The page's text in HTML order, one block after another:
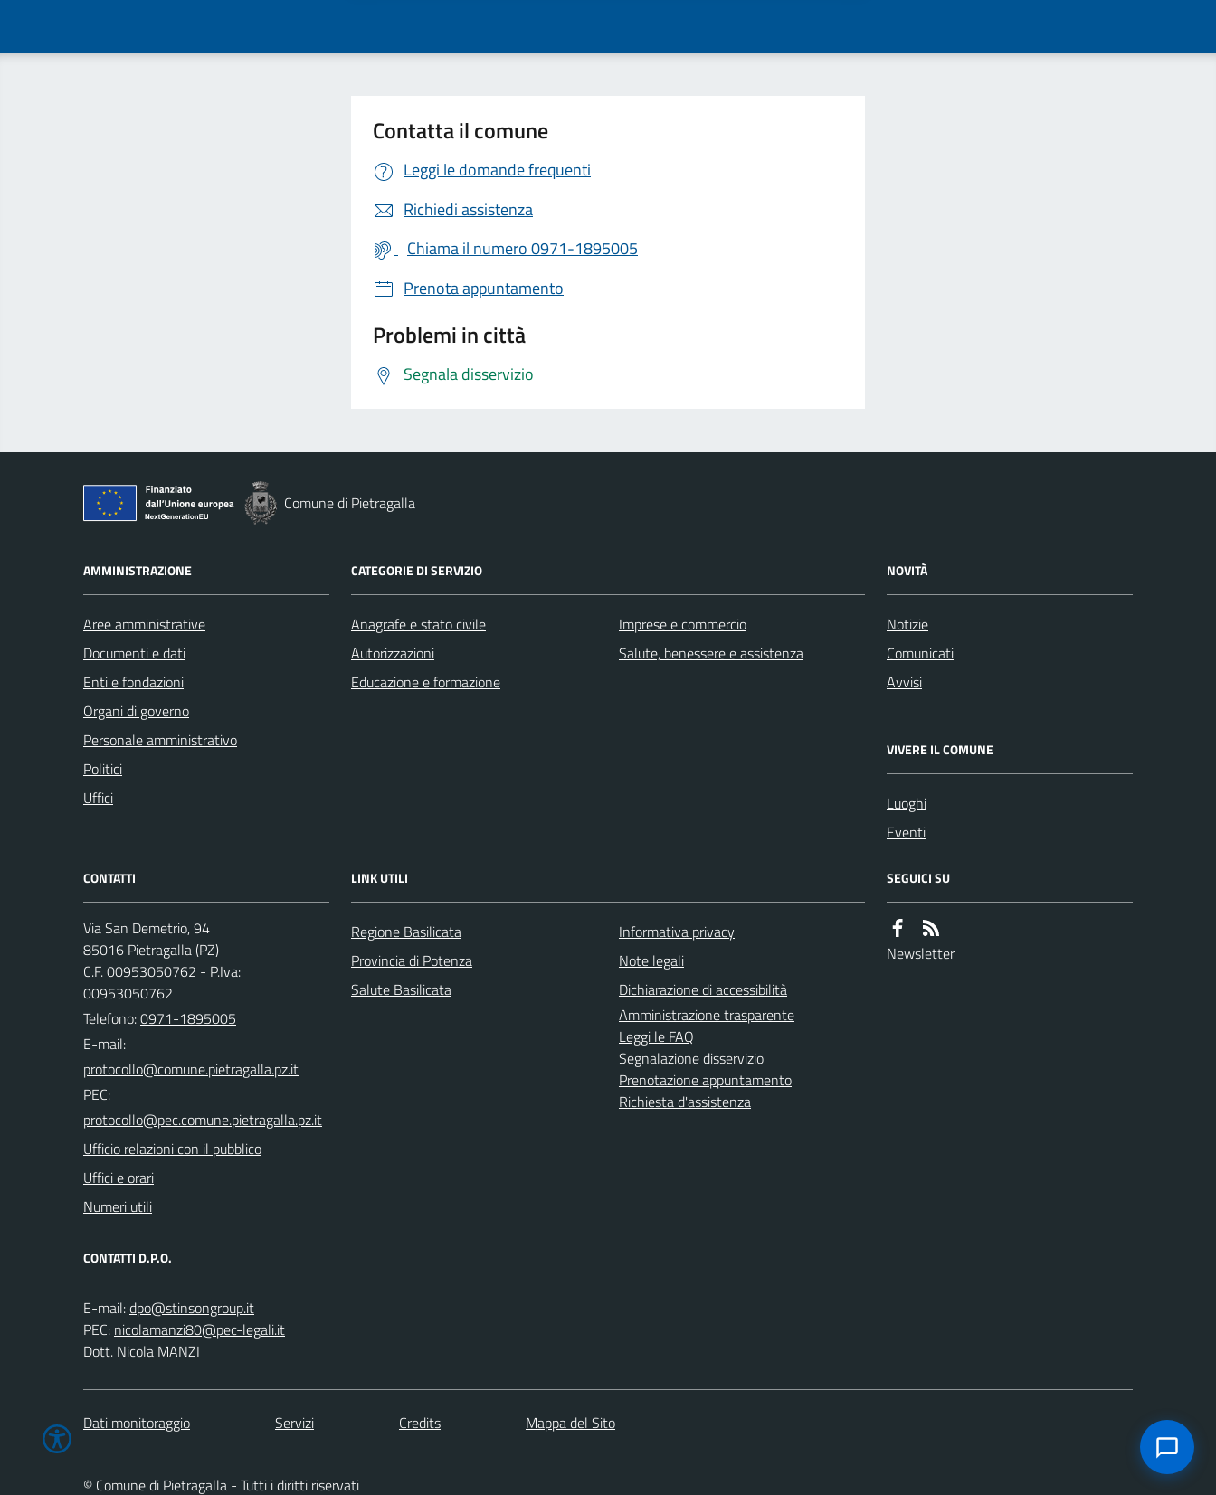
Contatta il comune
Leggi le domande frequenti
Richiedi assistenza
Chiama il numero 0971-1895005
Prenota appuntamento
Problemi in città
Segnala disservizio
Comune di Pietragalla
AMMINISTRAZIONE
Aree amministrative
Documenti e dati
Enti e fondazioni
Organi di governo
Personale amministrativo
Politici
Uffici
CATEGORIE DI SERVIZIO
Anagrafe e stato civile
Autorizzazioni
Educazione e formazione
Imprese e commercio
Salute, benessere e assistenza
NOVITÀ
Notizie
Comunicati
Avvisi
VIVERE IL COMUNE
Luoghi
Eventi
CONTATTI
Via San Demetrio, 94
85016 Pietragalla (PZ)
C.F. 00953050762 - P.Iva:
00953050762
Telefono:0971-1895005
E-mail:
PEC:
Ufficio relazioni con il pubblico
Uffici e orari
Numeri utili
CONTATTI D.P.O.
E-mail:
PEC:
Dott. Nicola MANZI
LINK UTILI
Regione Basilicata
Provincia di Potenza
Salute Basilicata
Informativa privacy
Note legali
Dichiarazione di accessibilità
Amministrazione trasparente
Leggi le FAQ
Segnalazione disservizio
Prenotazione appuntamento
Richiesta d'assistenza
SEGUICI SU
Newsletter
Dati monitoraggio Servizi Credits Mappa del Sito
© Comune di Pietragalla - Tutti i diritti riservati